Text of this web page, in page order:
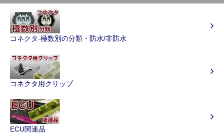
コネクタ-極数別の分類・防水/非防水
コネクタ用クリップ
ECU関連品